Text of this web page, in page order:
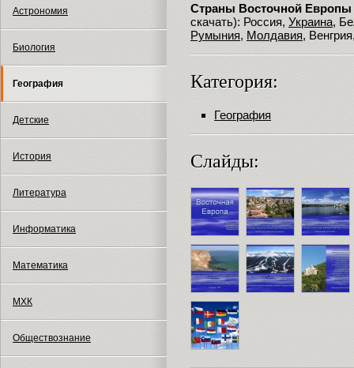
Астрономия
Биология
География
Детские
История
Литература
Информатика
Математика
МХК
Обществознание
Страны Восточной Европы
скачать): Россия, Украина,
Румыния, Молдавия,
Категория:
География
Слайды: